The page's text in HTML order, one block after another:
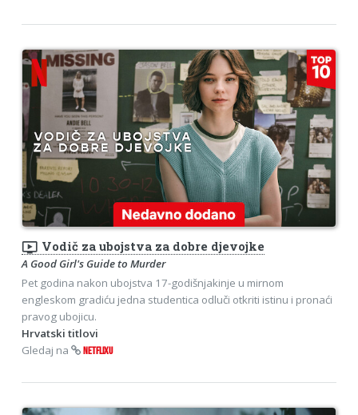
ondemand_video Vodič za ubojstva za dobre djevojke
A Good Girl's Guide to Murder
Pet godina nakon ubojstva 17-godišnjakinje u mirnom
engleskom gradiću jedna studentica odluči otkriti istinu i pronaći
pravog ubojicu.
Hrvatski titlovi
Gledaj na
NETFLIXU